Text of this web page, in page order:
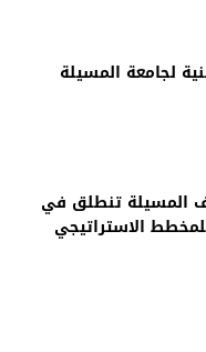
لجامعة المسيلة
المسيلة تنطلق في
الاستراتيجي